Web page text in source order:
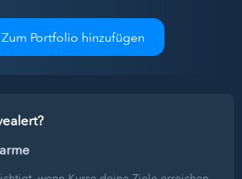
Zum Portfolio hinzufügen